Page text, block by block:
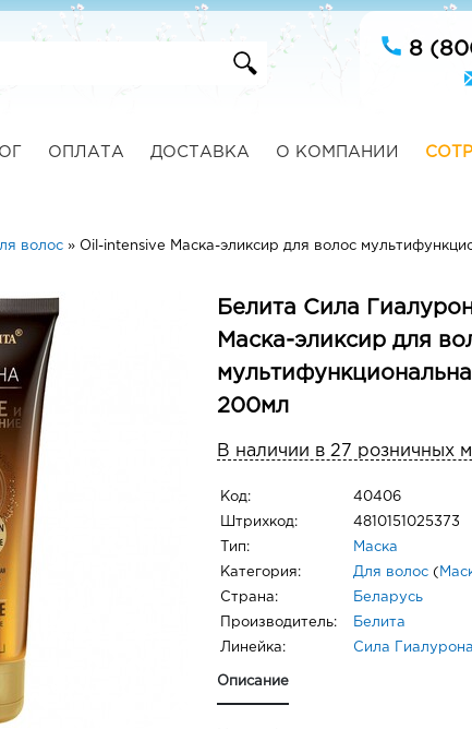
8
ОПЛАТА ДОСТАВКА О КОМПАНИИ
волос » Oil-intensive Маска-эликсир для волос
Белита Сила
Маска-эликсир для
200мл
В наличии в 27 розничных
Код: 40406
Штрихкод: 4810151025373
Тип: Маска
Категория: Для волос (
Страна: Беларусь
Производитель: Белита
Линейка: Сила Гиалурона
Описание